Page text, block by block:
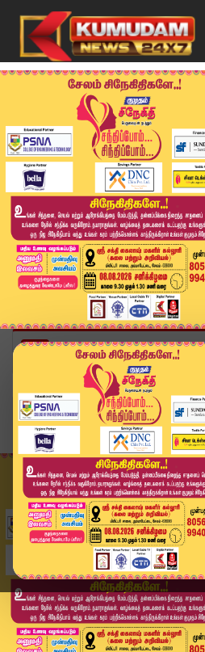
Home
வீடியோ ஸ்டோரி
23 கட்சிகள் பங்கேற்பு..! இண்டியா